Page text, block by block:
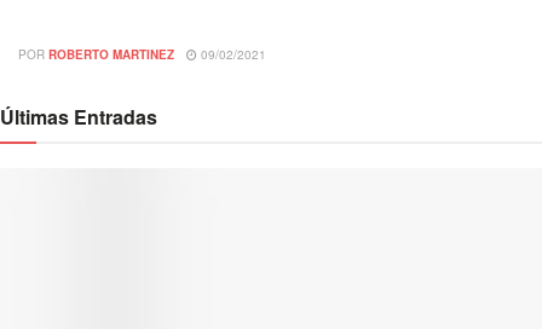
POR ROBERTO MARTINEZ 09/02/2021
Últimas Entradas